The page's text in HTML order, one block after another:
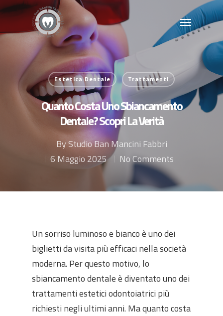
Estetica Dentale Trattamenti
Quanto Costa Uno Sbiancamento
Dentale? Scopri La Verità
ByStudio Ban Mancini Fabbri
6 Maggio 2025
No Comments
Un sorriso luminoso e bianco è uno dei
biglietti da visita più efficaci nella società
moderna. Per questo motivo, lo
sbiancamento dentale è diventato uno dei
trattamenti estetici odontoiatrici più
richiesti negli ultimi anni. Ma quanto costa